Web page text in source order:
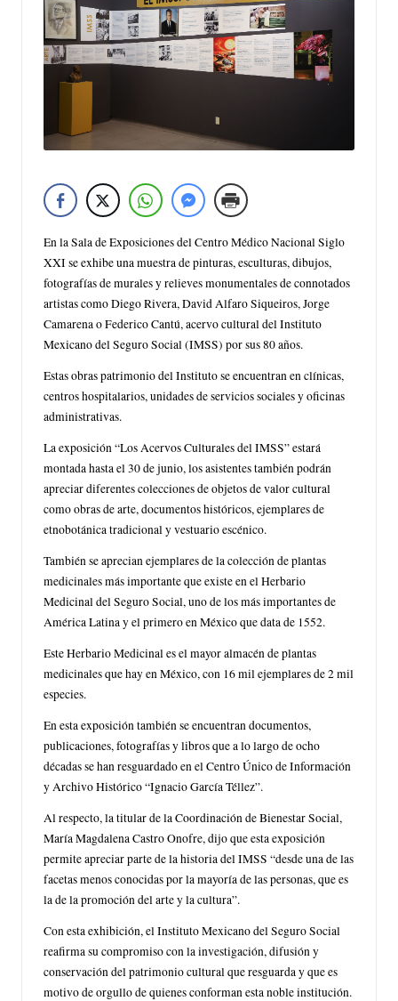
En la Sala de Exposiciones del Centro Médico Nacional Siglo
XXI se exhibe una muestra de pinturas, esculturas, dibujos,
fotografías de murales y relieves monumentales de connotados
artistas como Diego Rivera, David Alfaro Siqueiros, Jorge
Camarena o Federico Cantú, acervo cultural del Instituto
Mexicano del Seguro Social (IMSS) por sus 80 años.
Estas obras patrimonio del Instituto se encuentran en clínicas,
centros hospitalarios, unidades de servicios sociales y oficinas
administrativas.
La exposición “Los Acervos Culturales del IMSS” estará
montada hasta el 30 de junio, los asistentes también podrán
apreciar diferentes colecciones de objetos de valor cultural
como obras de arte, documentos históricos, ejemplares de
etnobotánica tradicional y vestuario escénico.
También se aprecian ejemplares de la colección de plantas
medicinales más importante que existe en el Herbario
Medicinal del Seguro Social, uno de los más importantes de
América Latina y el primero en México que data de 1552.
Este Herbario Medicinal es el mayor almacén de plantas
medicinales que hay en México, con 16 mil ejemplares de 2 mil
especies.
En esta exposición también se encuentran documentos,
publicaciones, fotografías y libros que a lo largo de ocho
décadas se han resguardado en el Centro Único de Información
y Archivo Histórico “Ignacio García Téllez”.
Al respecto, la titular de la Coordinación de Bienestar Social,
María Magdalena Castro Onofre, dijo que esta exposición
permite apreciar parte de la historia del IMSS “desde una de las
facetas menos conocidas por la mayoría de las personas, que es
la de la promoción del arte y la cultura”.
Con esta exhibición, el Instituto Mexicano del Seguro Social
reafirma su compromiso con la investigación, difusión y
conservación del patrimonio cultural que resguarda y que es
motivo de orgullo de quienes conforman esta noble institución.